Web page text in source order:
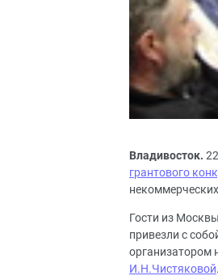
Владивосток.
грантового
Гости из
привезли с
организатором
И.Н.Чистяковой.